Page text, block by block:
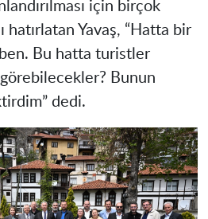
için birçok
hatırlatan Yavaş, “Hatta bir
Bu hatta turistler
Bunun
dedi.